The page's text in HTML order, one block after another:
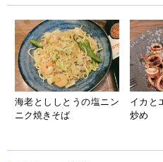
海老とししとうの塩ニン
ニク焼きそば
イカと
炒め